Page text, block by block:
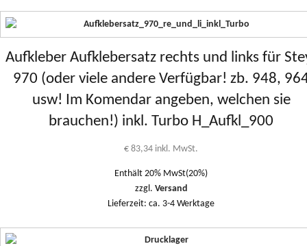
Aufkleber Aufklebersatz rechts und links für
970 (oder viele andere Verfügbar! zb. 948,
usw! Im Komendar angeben, welchen sie
brauchen!) inkl. Turbo H_Aufkl_900
€ 83,34 inkl. MwSt.
Enthält 20% MwSt(20%)
zzgl. Versand
Lieferzeit: ca. 3-4 Werktage